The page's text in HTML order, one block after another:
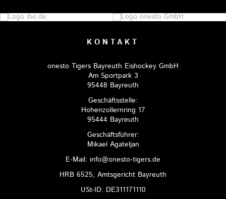
KONTAKT
onesto Tigers Bayreuth Eishockey GmbH
Am Sportpark 3
95448 Bayreuth
Geschäftsstelle:
Hohenzollernring 17
95444 Bayreuth
Geschäftsführer:
Mikael Agateljan
E-Mail: info@onesto-tigers.de
HRB 6525, Amtsgericht Bayreuth
USt-ID: DE311171110